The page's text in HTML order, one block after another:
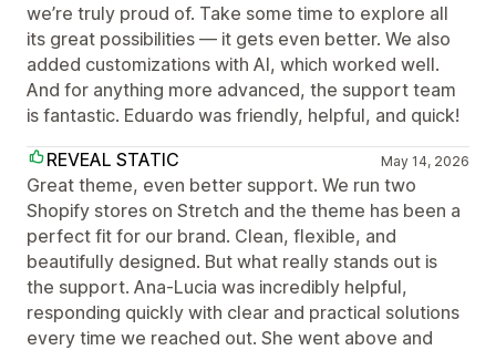
we’re truly proud of. Take some time to explore all
its great possibilities — it gets even better. We also
added customizations with AI, which worked well.
And for anything more advanced, the support team
is fantastic. Eduardo was friendly, helpful, and quick!
REVEAL STATIC
May 14, 2026
Great theme, even better support. We run two
Shopify stores on Stretch and the theme has been a
perfect fit for our brand. Clean, flexible, and
beautifully designed. But what really stands out is
the support. Ana-Lucia was incredibly helpful,
responding quickly with clear and practical solutions
every time we reached out. She went above and